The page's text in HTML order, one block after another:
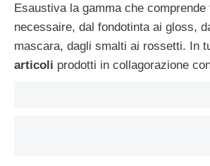
Esaustiva la gamma che comprende
necessaire, dal fondotinta ai gloss,
mascara, dagli smalti ai rossetti. In
articoli prodotti in collagorazione